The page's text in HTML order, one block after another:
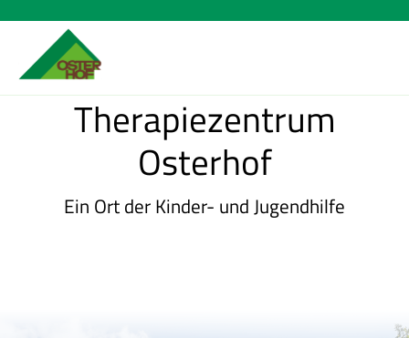
Therapiezentrum
Osterhof
Ein Ort der Kinder- und Jugendhilfe